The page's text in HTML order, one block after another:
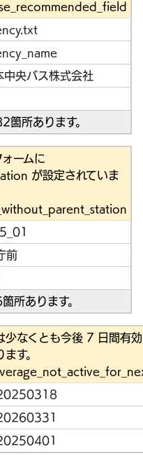
中央バス株式会社
箇所あります。
ームに
が設定されていま
前
所あります。
少なくとも今後 7 日間有
す。